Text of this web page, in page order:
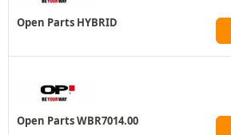
Open Parts HYBRID
Open Parts WBR7014.00